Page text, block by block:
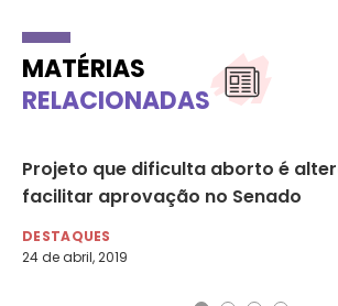
MATÉRIAS
RELACIONADAS
Projeto que dificulta aborto é
facilitar aprovação no Senado
DESTAQUES
24 de abril, 2019